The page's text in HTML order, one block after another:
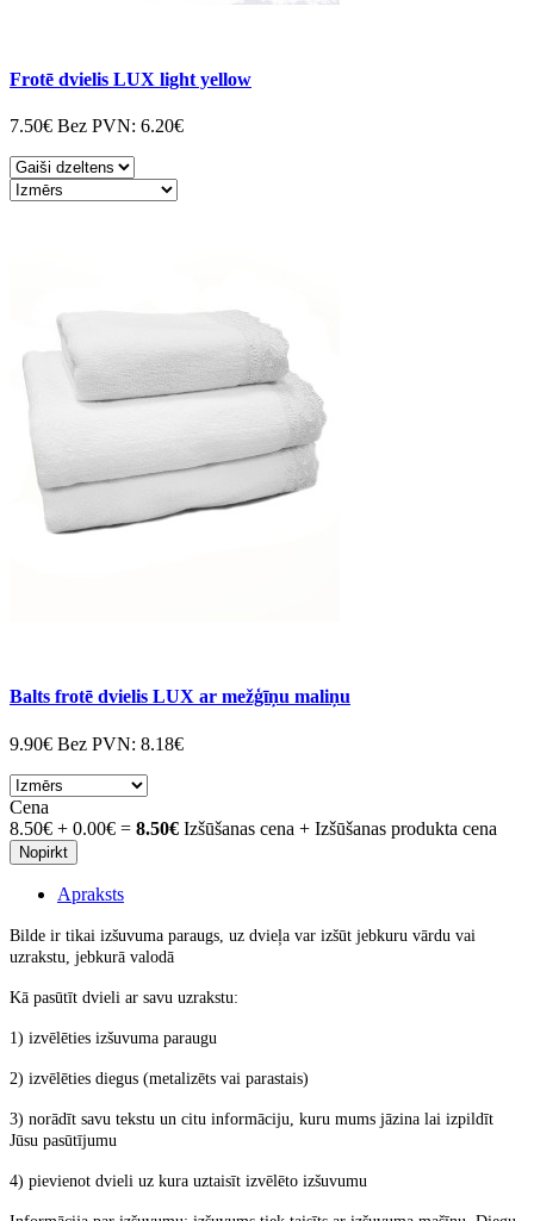
Frotē dvielis LUX light yellow
7.50€ Bez PVN: 6.20€
Balts frotē dvielis LUX ar mežģīņu maliņu
9.90€ Bez PVN: 8.18€
Cena
8.50€ + 0.00€ = 8.50€ Izšūšanas cena + Izšūšanas produkta cena
Nopirkt
Apraksts
Bilde ir tikai izšuvuma paraugs, uz dvieļa var izšūt jebkuru vārdu vai
uzrakstu, jebkurā valodā
Kā pasūtīt dvieli ar savu uzrakstu:
1) izvēlēties izšuvuma paraugu
2) izvēlēties diegus (metalizēts vai parastais)
3) norādīt savu tekstu un citu informāciju, kuru mums jāzina lai izpildīt
Jūsu pasūtījumu
4) pievienot dvieli uz kura uztaisīt izvēlēto izšuvumu